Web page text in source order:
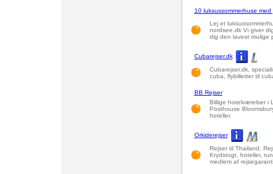
10 luksussommerhuse
Lej et
nordsee.dk Vi giver
dig den lavest mulige
Cubarejser.dk
Cubarejser.dk,
cuba, flybilletter til
BB Rejser
Billige hotelværelser i
Posthouse
hoteller.
Orkiderejser
Rejser til Thailand.
Krydstogt, hoteller,
medlem af